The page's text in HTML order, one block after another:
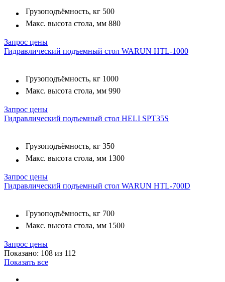
Грузоподъёмность, кг 500
Макс. высота стола, мм 880
Запрос цены
Гидравлический подъемный стол WARUN HTL-1000
Грузоподъёмность, кг 1000
Макс. высота стола, мм 990
Запрос цены
Гидравлический подъемный стол HELI SPT35S
Грузоподъёмность, кг 350
Макс. высота стола, мм 1300
Запрос цены
Гидравлический подъемный стол WARUN HTL-700D
Грузоподъёмность, кг 700
Макс. высота стола, мм 1500
Запрос цены
Показано: 108 из 112
Показать все